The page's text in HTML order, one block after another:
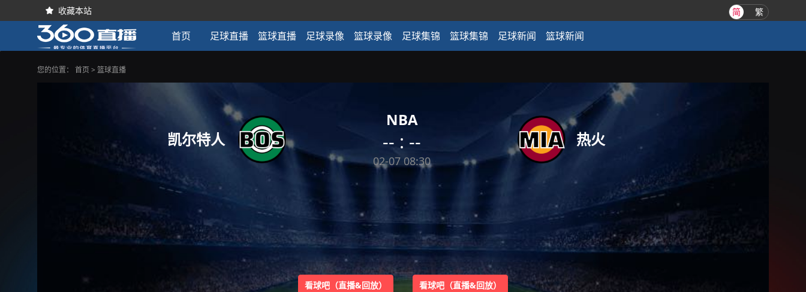
 收藏本站 简 繁
首页 足球直播 篮球直播 足球录像 篮球录像 足球集锦 篮球集锦 足球新闻 篮球新闻
您的位置： 首页 > 篮球直播
凯尔特人
NBA
-- : --
02-07 08:30
热火
看球吧（直播&回放） 看球吧（直播&回放）